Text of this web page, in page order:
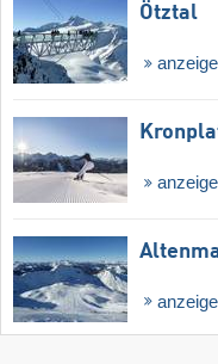
Ötztal